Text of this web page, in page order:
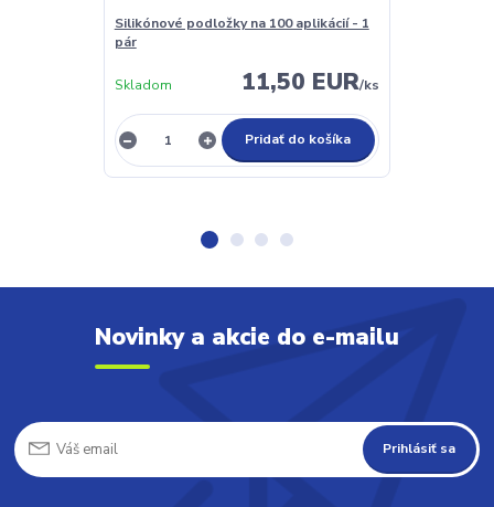
Silikónové podložky na 100 aplikácií - 1
pár
11,50 EUR/ks
Skladom
Pridať do košíka
Novinky a akcie do e-mailu
Prihlásiť sa